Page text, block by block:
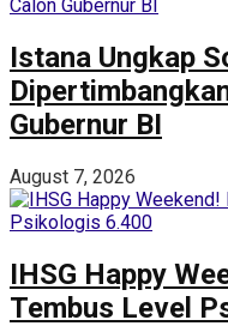
Istana Ungkap
Gubernur BI
August 7, 2026
IHSG Happy
Tembus Level